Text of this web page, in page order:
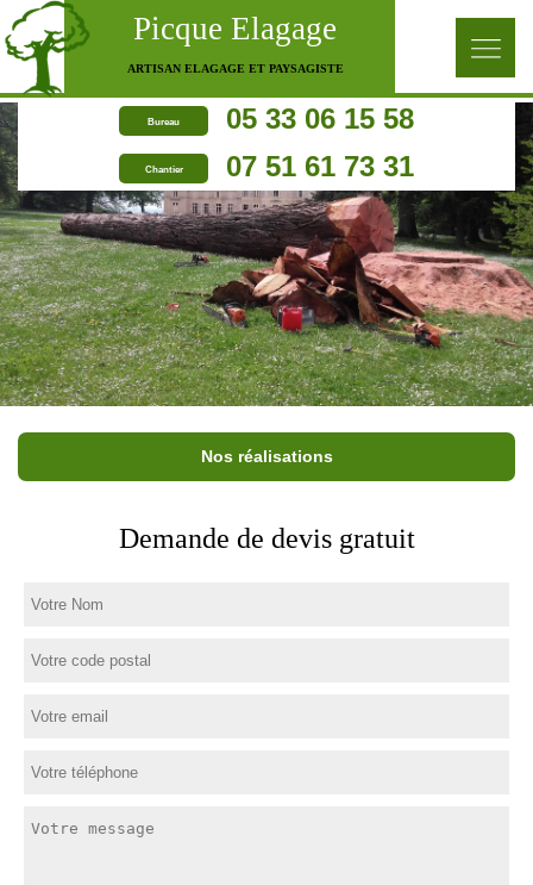
Picque Elagage
ARTISAN ELAGAGE ET PAYSAGISTE
Bureau 05 33 06 15 58
Chantier 07 51 61 73 31
Nos réalisations
Demande de devis gratuit